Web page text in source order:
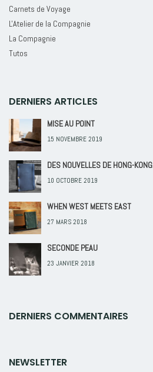
Carnets de Voyage
L'Atelier de la Compagnie
La Compagnie
Tutos
DERNIERS ARTICLES
MISE AU POINT
15 NOVEMBRE 2019
DES NOUVELLES DE HONG-KONG
10 OCTOBRE 2019
WHEN WEST MEETS EAST
27 MARS 2018
SECONDE PEAU
23 JANVIER 2018
DERNIERS COMMENTAIRES
NEWSLETTER